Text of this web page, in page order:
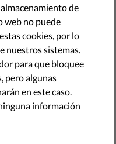
de
web no puede
cookies, por lo
nuestros sistemas.
para que bloquee
pero algunas
en este caso.
información